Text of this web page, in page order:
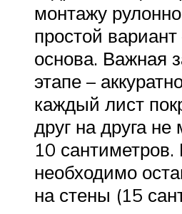
монтажу
простой
основа. Важная
этапе –
каждый лист
друг на друга
10
необходимо
на стены (15